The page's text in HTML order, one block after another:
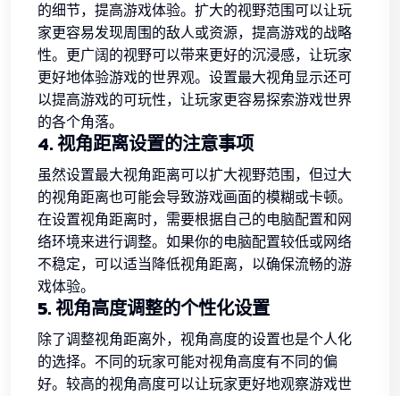
的细节，提高游戏体验。扩大的视野范围可以让玩
家更容易发现周围的敌人或资源，提高游戏的战略
性。更广阔的视野可以带来更好的沉浸感，让玩家
更好地体验游戏的世界观。设置最大视角显示还可
以提高游戏的可玩性，让玩家更容易探索游戏世界
的各个角落。
4. 视角距离设置的注意事项
虽然设置最大视角距离可以扩大视野范围，但过大
的视角距离也可能会导致游戏画面的模糊或卡顿。
在设置视角距离时，需要根据自己的电脑配置和网
络环境来进行调整。如果你的电脑配置较低或网络
不稳定，可以适当降低视角距离，以确保流畅的游
戏体验。
5. 视角高度调整的个性化设置
除了调整视角距离外，视角高度的设置也是个人化
的选择。不同的玩家可能对视角高度有不同的偏
好。较高的视角高度可以让玩家更好地观察游戏世